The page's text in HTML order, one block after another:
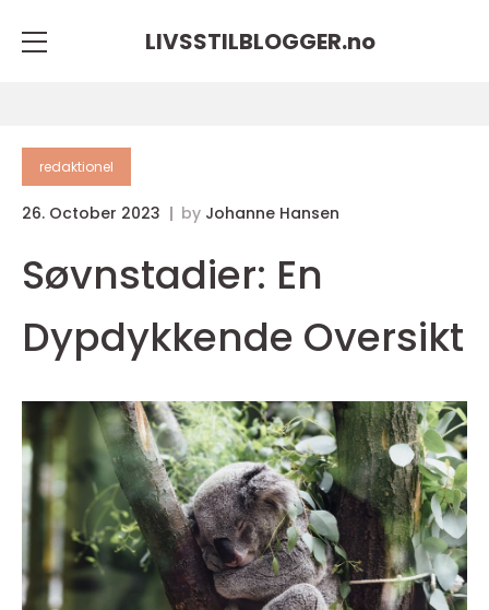
LIVSSTILBLOGGER.no
redaktionel
26. October 2023 by Johanne Hansen
Søvnstadier: En
Dypdykkende Oversikt